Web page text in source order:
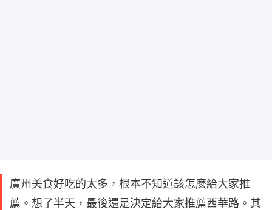
廣州美食好吃的太多，根本不知道該怎麼給大家推
薦。想了半天，最後還是決定給大家推薦西華路。其